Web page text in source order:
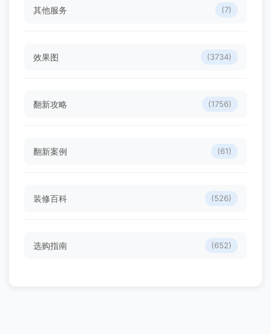
其他服务 (7)
效果图 (3734)
翻新攻略 (1756)
翻新案例 (61)
装修百科 (526)
选购指南 (652)